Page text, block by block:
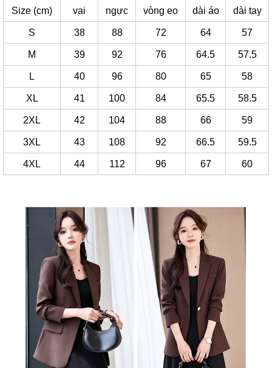
Size (cm) vai ngực vòng eo dài áo dài tay
S 38 88 72 64 57
M 39 92 76 64.5 57.5
L 40 96 80 65 58
XL 41 100 84 65.5 58.5
2XL 42 104 88 66 59
3XL 43 108 92 66.5 59.5
4XL 44 112 96 67 60